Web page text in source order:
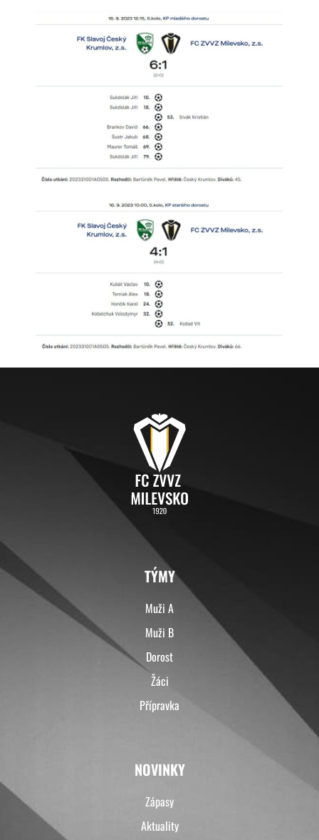
TÝMY
Muži A
Muži B
Dorost
Žáci
Přípravka
NOVINKY
Zápasy
Aktuality